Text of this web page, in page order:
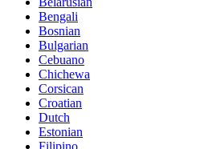
Bengali
Bosnian
Bulgarian
Cebuano
Chichewa
Corsican
Croatian
Dutch
Estonian
Filipino